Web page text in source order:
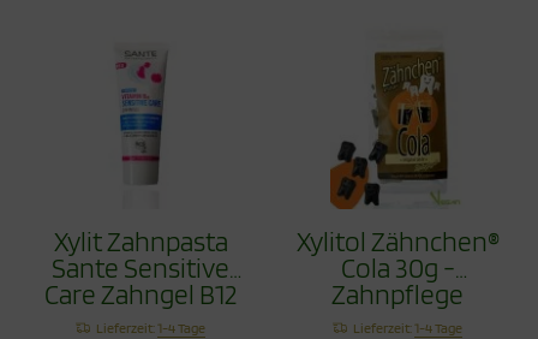
Xylit Zahnpasta
Sante Sensitive
Care Zahngel B12
75ml ohne Flourid
Lieferzeit:1-4 Tage
Xylitol Zähnchen®
Cola 30g -
Zahnpflege
Bonbons
Lieferzeit:1-4 Tage